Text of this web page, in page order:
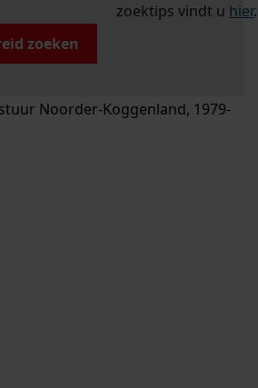
zoektips vindt u hier.
zoeken
Noorder-Koggenland, 1979-